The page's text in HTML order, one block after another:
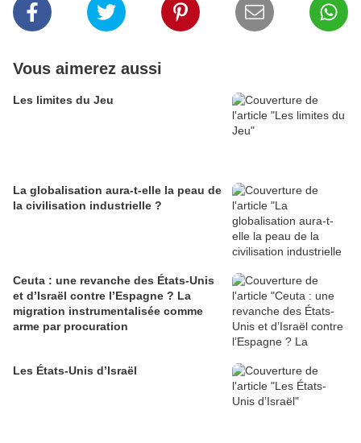
Vous aimerez aussi
Les limites du Jeu
La globalisation aura-t-elle la peau de
la civilisation industrielle ?
Ceuta : une revanche des États-Unis
et d’Israël contre l’Espagne ? La
migration instrumentalisée comme
arme par procuration
Les États-Unis d’Israël